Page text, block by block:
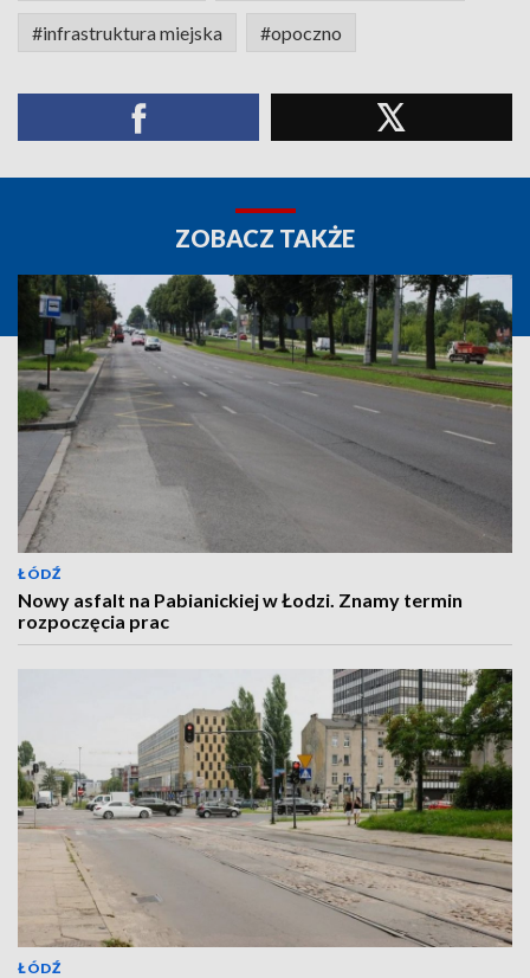
#infrastruktura miejska #opoczno
ZOBACZ TAKŻE
ŁÓDŹ
Nowy asfalt na Pabianickiej w Łodzi. Znamy termin
rozpoczęcia prac
ŁÓDŹ